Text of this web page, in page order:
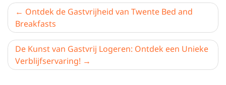
Berichtnavigatie
Ontdek de Gastvrijheid van Twente Bed and
Breakfasts
De Kunst van Gastvrij Logeren: Ontdek een Unieke
Verblijfservaring!